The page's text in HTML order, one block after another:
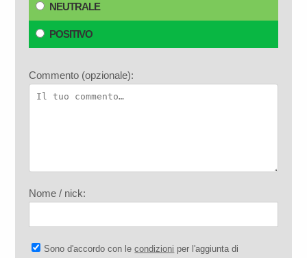
NEUTRALE
POSITIVO
Commento (opzionale):
Nome / nick:
Sono d'accordo con lecondizioni per l'aggiunta di